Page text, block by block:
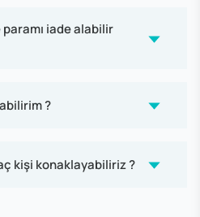
iade alabilir
?
kişi konaklayabiliriz ?